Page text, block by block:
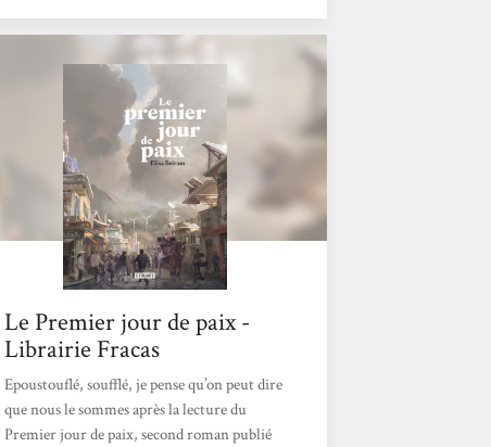
certains voient le rivage ou la ville d’à côté,
d’autres se tournent vers les étoiles. Parce
que la paix n’est pas l’objectif, c’est la
solution. Le roman est divisé en trois parties,
de plus en plus longues, qui élargissent...
Le Premier jour de paix -
Librairie Fracas
Epoustouflé, soufflé, je pense qu’on peut dire
que nous le sommes après la lecture du
Premier jour de paix, second roman publié